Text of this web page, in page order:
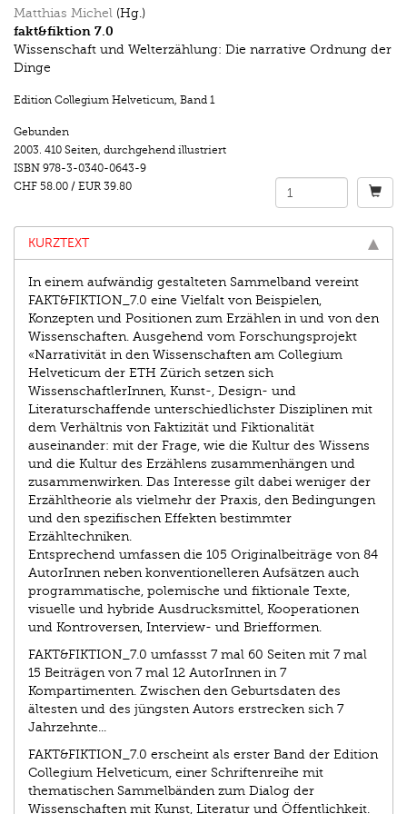
Matthias Michel (Hg.)
fakt&fiktion 7.0
Wissenschaft und Welterzählung: Die narrative Ordnung der
Dinge
Edition Collegium Helveticum, Band 1
Gebunden
2003. 410 Seiten, durchgehend illustriert
ISBN 978-3-0340-0643-9
CHF 58.00 / EUR 39.80
KURZTEXT
In einem aufwändig gestalteten Sammelband vereint
FAKT&FIKTION_7.0 eine Vielfalt von Beispielen,
Konzepten und Positionen zum Erzählen in und von den
Wissenschaften. Ausgehend vom Forschungsprojekt
«Narrativität in den Wissenschaften am Collegium
Helveticum der ETH Zürich setzen sich
WissenschaftlerInnen, Kunst-, Design- und
Literaturschaffende unterschiedlichster Disziplinen mit
dem Verhältnis von Faktizität und Fiktionalität
auseinander: mit der Frage, wie die Kultur des Wissens
und die Kultur des Erzählens zusammenhängen und
zusammenwirken. Das Interesse gilt dabei weniger der
Erzähltheorie als vielmehr der Praxis, den Bedingungen
und den spezifischen Effekten bestimmter
Erzähltechniken.
Entsprechend umfassen die 105 Originalbeiträge von 84
AutorInnen neben konventionelleren Aufsätzen auch
programmatische, polemische und fiktionale Texte,
visuelle und hybride Ausdrucksmittel, Kooperationen
und Kontroversen, Interview- und Briefformen.
FAKT&FIKTION_7.0 umfassst 7 mal 60 Seiten mit 7 mal
15 Beiträgen von 7 mal 12 AutorInnen in 7
Kompartimenten. Zwischen den Geburtsdaten des
ältesten und des jüngsten Autors erstrecken sich 7
Jahrzehnte...
FAKT&FIKTION_7.0 erscheint als erster Band der Edition
Collegium Helveticum, einer Schriftenreihe mit
thematischen Sammelbänden zum Dialog der
Wissenschaften mit Kunst, Literatur und Öffentlichkeit.